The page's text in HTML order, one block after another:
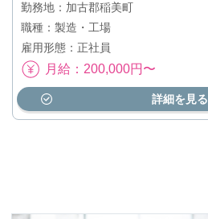
勤務地：加古郡稲美町
職種：製造・工場
雇用形態：正社員
月給：200,000円〜
詳細を見る